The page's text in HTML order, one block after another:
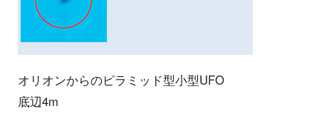
オリオンからのピラミッド型小型UFO
底辺4m